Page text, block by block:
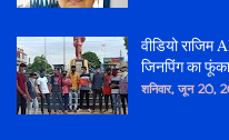
वीडियो राजिम
जिनपिंग का
शनिवार, जून 20,